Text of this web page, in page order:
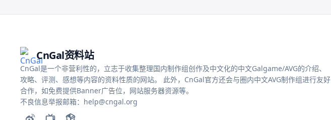
CnGal资料站
CnGal是一个非营利性的，立志于收集整理国内制作组创作及中文化的中文Galgame/AVG的介绍、
攻略、评测、感想等内容的资料性质的网站。 此外，CnGal官方还会与圈内中文AVG制作组进行友好
合作，如免费提供Banner广告位，网站服务器资源等。
不良信息举报邮箱：help@cngal.org